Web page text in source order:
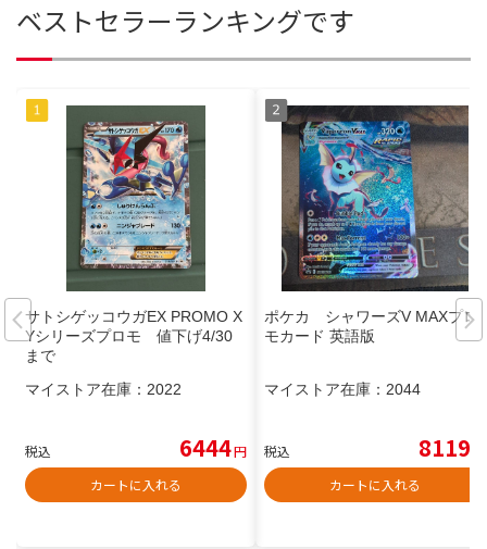
ベストセラーランキングです
サトシゲッコウガEX PROMO X
Yシリーズプロモ 値下げ4/30
まで
マイストア在庫： 2022
税込 6444円
カートに入れる
ポケカ シャワーズV MAXプロ
モカード 英語版
マイストア在庫： 2044
税込 8119
カートに入れる